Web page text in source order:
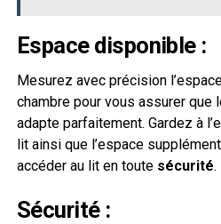
Espace disponible :
Mesurez avec précision
chambre pour vous assurer que
adapte parfaitement. Gardez à
lit ainsi que l’espace
accéder au lit en toute sécurité.
Sécurité :